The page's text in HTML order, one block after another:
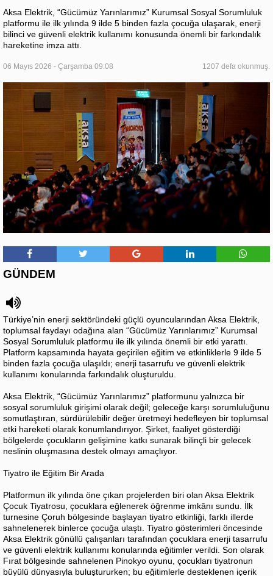
Aksa Elektrik, “Gücümüz Yarınlarımız” Kurumsal Sosyal Sorumluluk
platformu ile ilk yılında 9 ilde 5 binden fazla çocuğa ulaşarak, enerji
bilinci ve güvenli elektrik kullanımı konusunda önemli bir farkındalık
hareketine imza attı.
06 Mayıs 2026 - Çarşamba 09:08 1207 defa okunmuş.
GÜNDEM
Türkiye’nin enerji sektöründeki güçlü oyuncularından Aksa Elektrik,
toplumsal faydayı odağına alan “Gücümüz Yarınlarımız” Kurumsal
Sosyal Sorumluluk platformu ile ilk yılında önemli bir etki yarattı.
Platform kapsamında hayata geçirilen eğitim ve etkinliklerle 9 ilde 5
binden fazla çocuğa ulaşıldı; enerji tasarrufu ve güvenli elektrik
kullanımı konularında farkındalık oluşturuldu.
Aksa Elektrik, “Gücümüz Yarınlarımız” platformunu yalnızca bir
sosyal sorumluluk girişimi olarak değil; geleceğe karşı sorumluluğunu
somutlaştıran, sürdürülebilir değer üretmeyi hedefleyen bir toplumsal
etki hareketi olarak konumlandırıyor. Şirket, faaliyet gösterdiği
bölgelerde çocukların gelişimine katkı sunarak bilinçli bir gelecek
neslinin oluşmasına destek olmayı amaçlıyor.
Tiyatro ile Eğitim Bir Arada
Platformun ilk yılında öne çıkan projelerden biri olan Aksa Elektrik
Çocuk Tiyatrosu, çocuklara eğlenerek öğrenme imkânı sundu. İlk
turnesine Çoruh bölgesinde başlayan tiyatro etkinliği, farklı illerde
sahnelenerek binlerce çocuğa ulaştı. Tiyatro gösterimleri öncesinde
Aksa Elektrik gönüllü çalışanları tarafından çocuklara enerji tasarrufu
ve güvenli elektrik kullanımı konularında eğitimler verildi. Son olarak
Fırat bölgesinde sahnelenen Pinokyo oyunu, çocukları tiyatronun
büyülü dünyasıyla buluştururken; bu eğitimlerle desteklenen içerik